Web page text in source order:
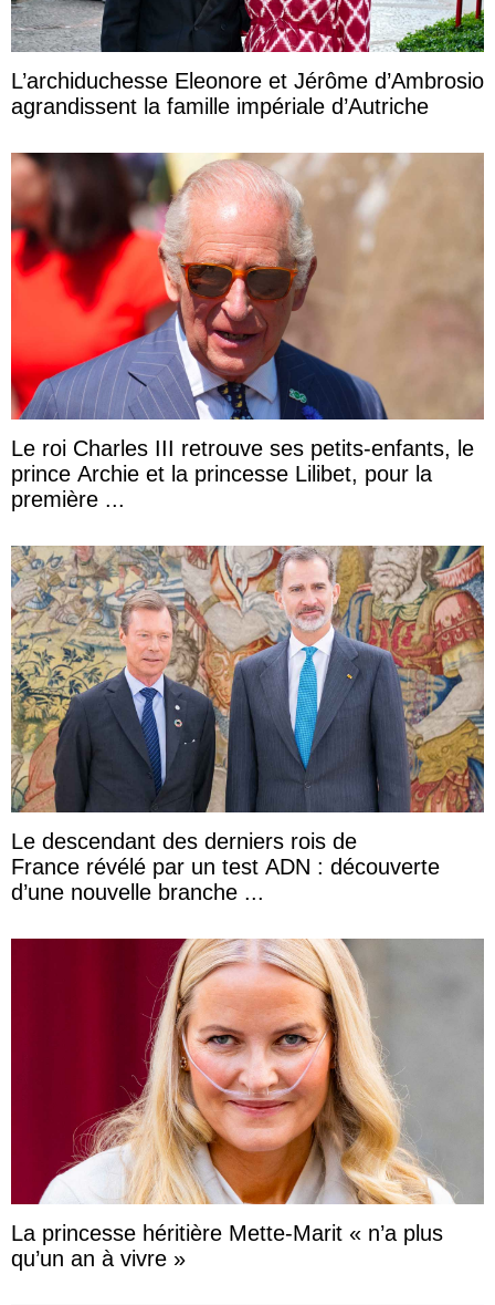
L’archiduchesse Eleonore et Jérôme d’Ambrosio
agrandissent la famille impériale d’Autriche
Le roi Charles III retrouve ses petits-enfants, le
prince Archie et la princesse Lilibet, pour la
première ...
Le descendant des derniers rois de
France révélé par un test ADN : découverte
d’une nouvelle branche ...
La princesse héritière Mette-Marit « n’a plus
qu’un an à vivre »